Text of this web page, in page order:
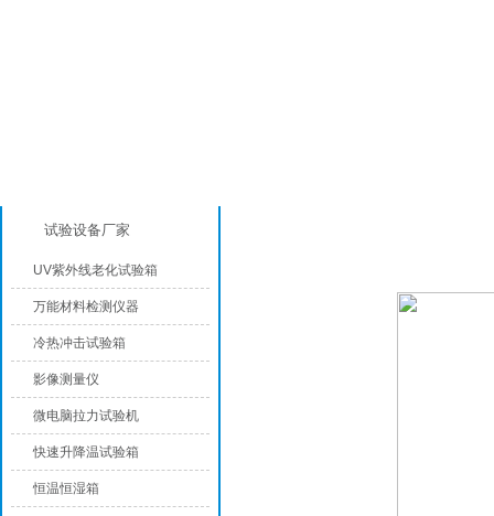
试验设备厂家
UV紫外线老化试验箱
万能材料检测仪器
冷热冲击试验箱
影像测量仪
微电脑拉力试验机
快速升降温试验箱
恒温恒湿箱